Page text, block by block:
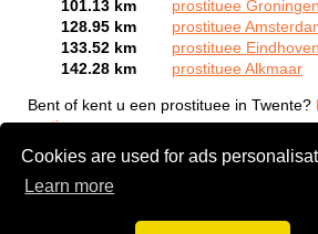
Cookies are used for ads
Learn more
101.13 km
prostituee
128.95 km
prostituee
133.52 km
prostituee Eindhoven
142.28 km
prostituee Alkmaar
Bent of kent u een prostituee in Twente?
gratis aan